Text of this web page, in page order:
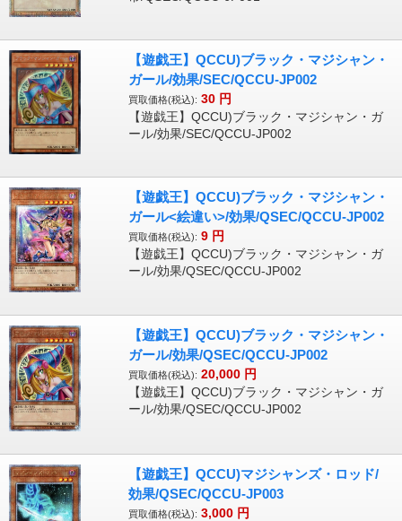
【遊戯王】QCCU)ブラック・マジシャン・
ガール/効果/SEC/QCCU-JP002
買取価格(税込): 30 円
【遊戯王】QCCU)ブラック・マジシャン・ガ
ール/効果/SEC/QCCU-JP002
【遊戯王】QCCU)ブラック・マジシャン・
ガール<絵違い>/効果/QSEC/QCCU-JP002
買取価格(税込): 9 円
【遊戯王】QCCU)ブラック・マジシャン・ガ
ール/効果/QSEC/QCCU-JP002
【遊戯王】QCCU)ブラック・マジシャン・
ガール/効果/QSEC/QCCU-JP002
買取価格(税込): 20,000 円
【遊戯王】QCCU)ブラック・マジシャン・ガ
ール/効果/QSEC/QCCU-JP002
【遊戯王】QCCU)マジシャンズ・ロッド/
効果/QSEC/QCCU-JP003
買取価格(税込): 3,000 円